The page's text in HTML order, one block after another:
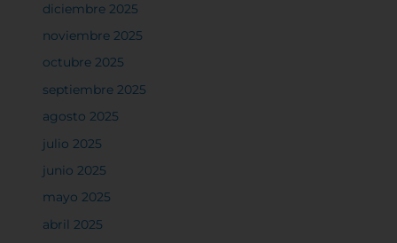
diciembre 2025
noviembre 2025
octubre 2025
septiembre 2025
agosto 2025
julio 2025
junio 2025
mayo 2025
abril 2025